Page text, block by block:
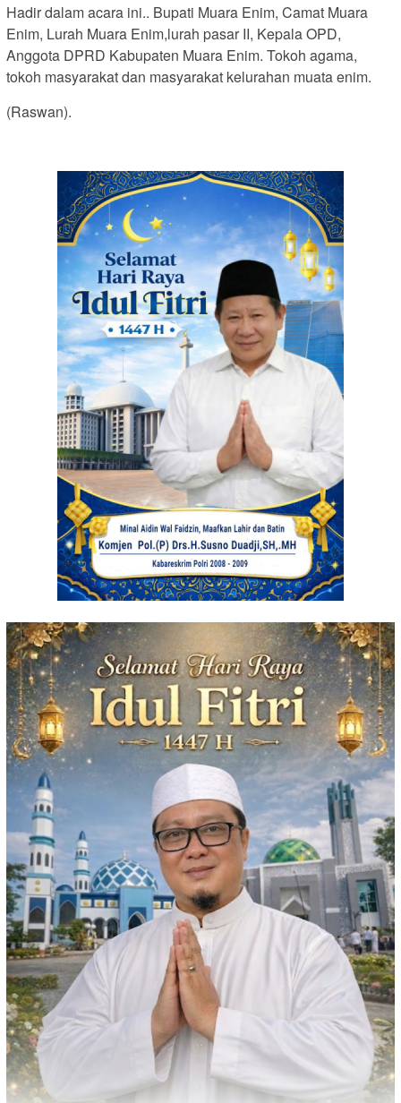
Hadir dalam acara ini.. Bupati Muara Enim, Camat Muara
Enim, Lurah Muara Enim,lurah pasar II, Kepala OPD,
Anggota DPRD Kabupaten Muara Enim. Tokoh agama,
tokoh masyarakat dan masyarakat kelurahan muata enim.
(Raswan).